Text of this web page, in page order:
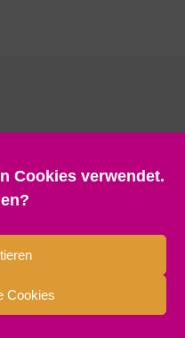
Cookies verwendet.
Cookies